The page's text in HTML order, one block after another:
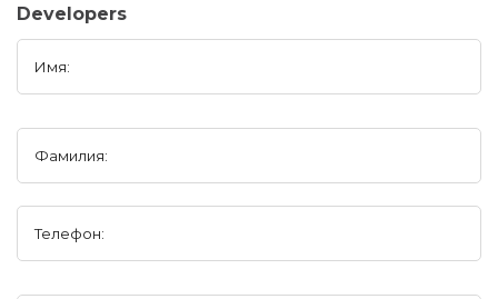
Developers
Имя:
Фамилия:
Телефон: